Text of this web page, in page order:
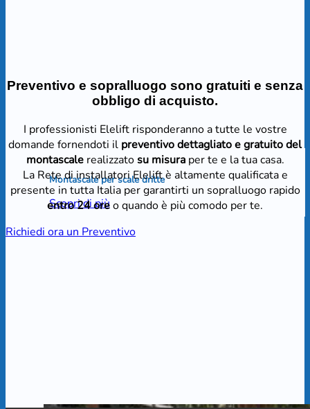
Montascale per scale dritte
Scopri di più
Preventivo e sopralluogo sono gratuiti e senza
obbligo di acquisto.
I professionisti Elelift risponderanno a tutte le vostre
domande fornendoti il preventivo dettagliato e gratuito del
montascalerealizzatosu misuraper te e la tua casa.
La Rete di installatori Elelift è altamente qualificata e
presente in tutta Italia per garantirti un sopralluogo rapido
entro 24 oreo quando è più comodo per te.
Richiedi ora un Preventivo